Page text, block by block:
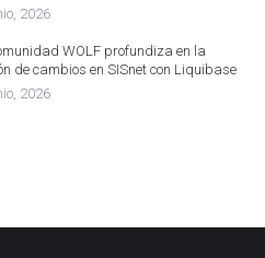
2026
WOLF profundiza en la
de cambios en SISnet con Liquibase
2026